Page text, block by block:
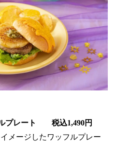
プレート 税込1,490円
メージしたワッフルプレー